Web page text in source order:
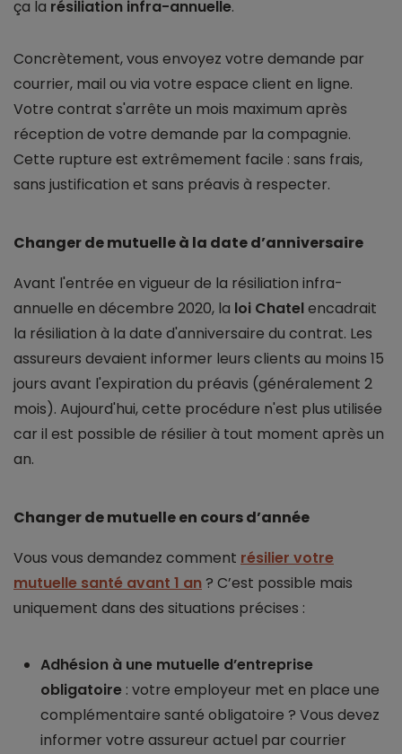
ça la résiliation infra-annuelle.
Concrètement, vous envoyez votre demande par
courrier, mail ou via votre espace client en ligne.
Votre contrat s'arrête un mois maximum après
réception de votre demande par la compagnie.
Cette rupture est extrêmement facile : sans frais,
sans justification et sans préavis à respecter.
Changer de mutuelle à la date d’anniversaire
Avant l'entrée en vigueur de la résiliation infra-
annuelle en décembre 2020, la loi Chatelencadrait
la résiliation à la date d'anniversaire du contrat. Les
assureurs devaient informer leurs clients au moins 15
jours avant l'expiration du préavis (généralement 2
mois). Aujourd'hui, cette procédure n'est plus utilisée
car il est possible de résilier à tout moment après un
an.
Changer de mutuelle en cours d’année
Vous vous demandez comment résilier votre
mutuelle santé avant 1 an? C’est possible mais
uniquement dans des situations précises :
Adhésion à une mutuelle d’entreprise
obligatoire : votre employeur met en place une
complémentaire santé obligatoire ? Vous devez
informer votre assureur actuel par courrier